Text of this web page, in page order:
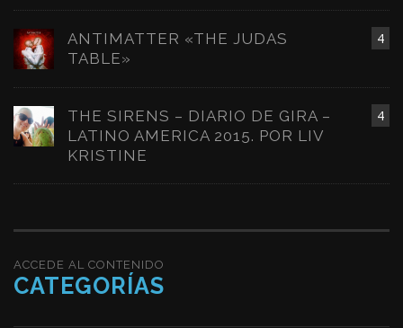
4
ANTIMATTER «THE JUDAS
TABLE»
4
THE SIRENS – DIARIO DE GIRA –
LATINO AMERICA 2015. POR LIV
KRISTINE
ACCEDE AL CONTENIDO
CATEGORÍAS